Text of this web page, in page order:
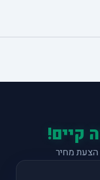
קיים!
מחיר